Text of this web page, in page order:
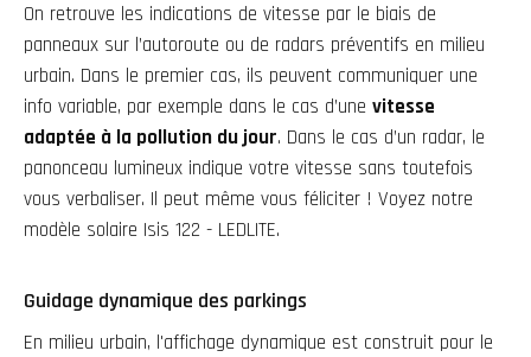
On retrouve les indications de vitesse par le biais de
panneaux sur l’autoroute ou de radars préventifs en milieu
urbain. Dans le premier cas, ils peuvent communiquer une
info variable, par exemple dans le cas d’une vitesse
adaptée à la pollution du jour. Dans le cas d’un radar, le
panonceau lumineux indique votre vitesse sans toutefois
vous verbaliser. Il peut même vous féliciter ! Voyez notre
modèle solaire Isis 122 - LEDLITE.
Guidage dynamique des parkings
En milieu urbain, l'affichage dynamique est construit pour le